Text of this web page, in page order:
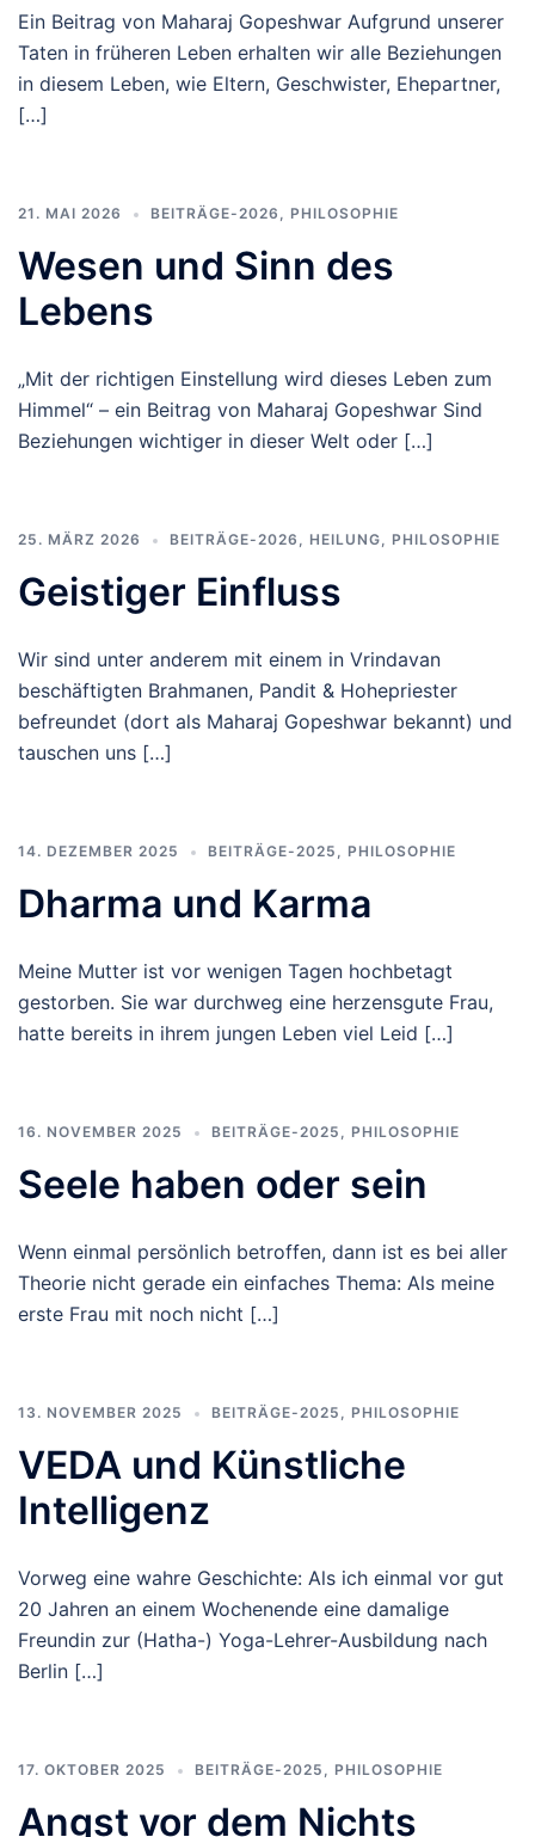
Ein Beitrag von Maharaj Gopeshwar Aufgrund unserer
Taten in früheren Leben erhalten wir alle Beziehungen
in diesem Leben, wie Eltern, Geschwister, Ehepartner,
[…]
21. MAI 2026 BEITRÄGE-2026 , PHILOSOPHIE
Wesen und Sinn des
Lebens
„Mit der richtigen Einstellung wird dieses Leben zum
Himmel“ – ein Beitrag von Maharaj Gopeshwar Sind
Beziehungen wichtiger in dieser Welt oder […]
25. MÄRZ 2026 BEITRÄGE-2026 , HEILUNG, PHILOSOPHIE
Geistiger Einfluss
Wir sind unter anderem mit einem in Vrindavan
beschäftigten Brahmanen, Pandit & Hohepriester
befreundet (dort als Maharaj Gopeshwar bekannt) und
tauschen uns […]
14. DEZEMBER 2025 BEITRÄGE-2025 , PHILOSOPHIE
Dharma und Karma
Meine Mutter ist vor wenigen Tagen hochbetagt
gestorben. Sie war durchweg eine herzensgute Frau,
hatte bereits in ihrem jungen Leben viel Leid […]
16. NOVEMBER 2025 BEITRÄGE-2025 , PHILOSOPHIE
Seele haben oder sein
Wenn einmal persönlich betroffen, dann ist es bei aller
Theorie nicht gerade ein einfaches Thema: Als meine
erste Frau mit noch nicht […]
13. NOVEMBER 2025 BEITRÄGE-2025 , PHILOSOPHIE
VEDA und Künstliche
Intelligenz
Vorweg eine wahre Geschichte: Als ich einmal vor gut
20 Jahren an einem Wochenende eine damalige
Freundin zur (Hatha-) Yoga-Lehrer-Ausbildung nach
Berlin […]
17. OKTOBER 2025 BEITRÄGE-2025 , PHILOSOPHIE
Angst vor dem Nichts